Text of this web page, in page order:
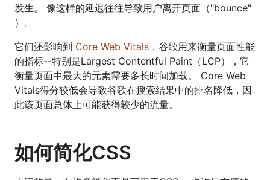
发生。 像这样的延迟往往导致用户离开页面（"bounce"
）。
它们还影响到 Core Web Vitals ，谷歌用来衡量页面性能
的指标--特别是Largest Contentful Paint（LCP），它
衡量页面中最大的元素需要多长时间加载。 Core Web
Vitals得分较低会导致谷歌在搜索结果中的排名降低，因
此该页面总体上可能获得较少的流量。
如何简化CSS